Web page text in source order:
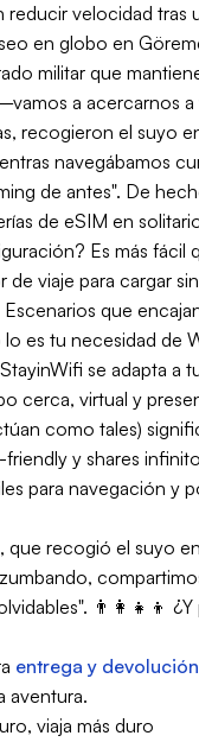
velocidad
en globo en
militar que
a acercarnos
recogieron el suyo
navegábamos
de antes". De
de eSIM en
Es más
de viaje para cargar
que
es tu necesidad de
se adapta a
cerca, virtual y
como tales)
y shares
para navegación y
que recogió el suyo
👨‍👩‍👧‍👦
entrega y
aventura.
viaja más duro